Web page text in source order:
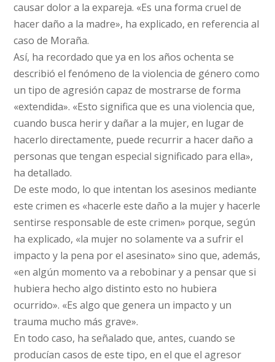
causar dolor a la expareja. «Es una forma cruel de
hacer daño a la madre», ha explicado, en referencia al
caso de Moraña.
Así, ha recordado que ya en los años ochenta se
describió el fenómeno de la violencia de género como
un tipo de agresión capaz de mostrarse de forma
«extendida». «Esto significa que es una violencia que,
cuando busca herir y dañar a la mujer, en lugar de
hacerlo directamente, puede recurrir a hacer daño a
personas que tengan especial significado para ella»,
ha detallado.
De este modo, lo que intentan los asesinos mediante
este crimen es «hacerle este daño a la mujer y hacerle
sentirse responsable de este crimen» porque, según
ha explicado, «la mujer no solamente va a sufrir el
impacto y la pena por el asesinato» sino que, además,
«en algún momento va a rebobinar y a pensar que si
hubiera hecho algo distinto esto no hubiera
ocurrido». «Es algo que genera un impacto y un
trauma mucho más grave».
En todo caso, ha señalado que, antes, cuando se
producían casos de este tipo, en el que el agresor